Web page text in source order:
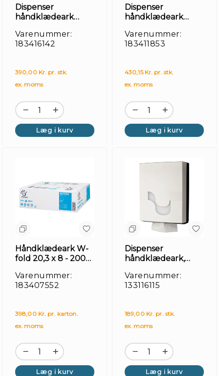
Dispenser
håndklædeark
Varenummer:
183416142
390,00 Kr. pr. stk.
ex. moms
Læg i kurv
Dispenser
håndklædeark
Varenummer:
183411853
430,15 Kr. pr. stk.
ex. moms
Læg i kurv
Håndklædeark W-
fold 20,3 x 8 - 2000
Varenummer:
183407552
398,00 Kr. pr. karton.
ex. moms
Læg i kurv
Dispenser
håndklædeark,
Varenummer:
133116115
189,00 Kr. pr. stk.
ex. moms
Læg i kurv